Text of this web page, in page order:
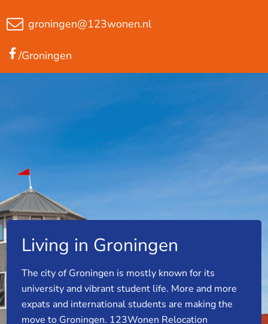
groningen@123wonen.nl
/Groningen
Living in Groningen
The city of Groningen is mostly known for its
university and vibrant student life. More and more
expats and international students are making the
move to Groningen. 123Wonen Relocation